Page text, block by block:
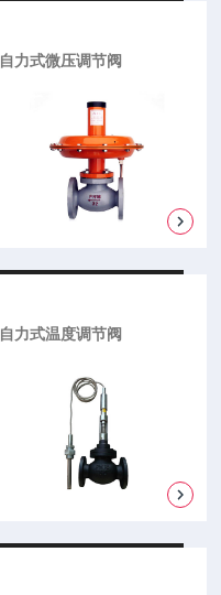
自力式微压调节阀
自力式温度调节阀